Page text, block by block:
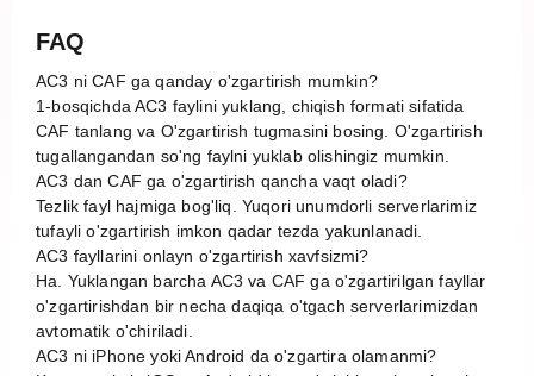
FAQ
AC3 ni CAF ga qanday o'zgartirish mumkin?
1-bosqichda AC3 faylini yuklang, chiqish formati sifatida
CAF tanlang va O'zgartirish tugmasini bosing. O'zgartirish
tugallangandan so'ng faylni yuklab olishingiz mumkin.
AC3 dan CAF ga o'zgartirish qancha vaqt oladi?
Tezlik fayl hajmiga bog'liq. Yuqori unumdorli serverlarimiz
tufayli o'zgartirish imkon qadar tezda yakunlanadi.
AC3 fayllarini onlayn o'zgartirish xavfsizmi?
Ha. Yuklangan barcha AC3 va CAF ga o'zgartirilgan fayllar
o'zgartirishdan bir necha daqiqa o'tgach serverlarimizdan
avtomatik o'chiriladi.
AC3 ni iPhone yoki Android da o'zgartira olamanmi?